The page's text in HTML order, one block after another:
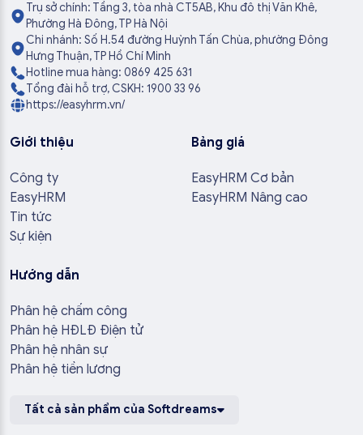
Trụ sở chính: Tầng 3, tòa nhà CT5AB, Khu đô thị Văn Khê,
Phường Hà Đông, TP Hà Nội
Chi nhánh: Số H.54 đường Huỳnh Tấn Chùa, phường Đông
Hưng Thuận, TP Hồ Chí Minh
Hotline mua hàng: 0869 425 631
Tổng đài hỗ trợ, CSKH: 1900 33 96
https://easyhrm.vn/
Giới thiệu
Công ty
EasyHRM
Tin tức
Sự kiện
Bảng giá
EasyHRM Cơ bản
EasyHRM Nâng cao
Hướng dẫn
Phân hệ chấm công
Phân hệ HĐLĐ Điện tử
Phân hệ nhân sự
Phân hệ tiền lương
Tất cả sản phẩm của Softdreams